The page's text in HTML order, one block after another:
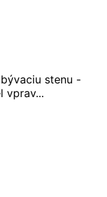
stenu -
vprav...